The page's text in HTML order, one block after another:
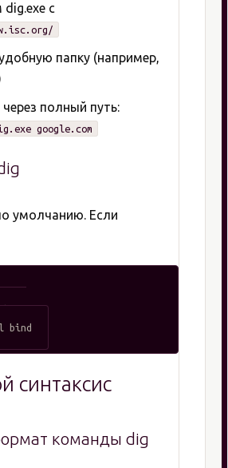
dig.exe с
папку (например,
полный путь:
google.com
умолчанию. Если
синтаксис
команды dig